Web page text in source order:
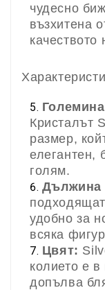
чудесно
възхитена
качеството
Кристалът
размер,
елегантен,
голям.
Дължина
удобно за
всяка
Цвят:
колието е в
допълва